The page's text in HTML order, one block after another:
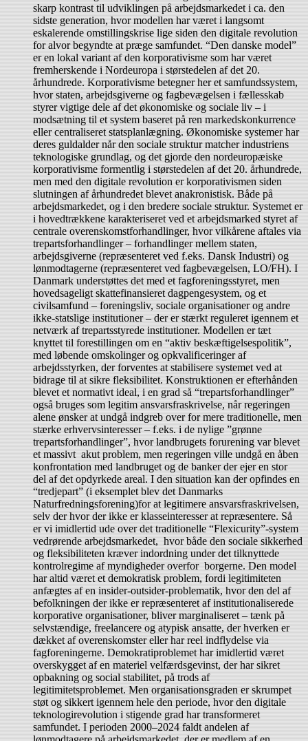
skarp kontrast til udviklingen på arbejdsmarkedet i ca. den
sidste generation, hvor modellen har været i langsomt
eskalerende omstillingskrise lige siden den digitale revolution
for alvor begyndte at præge samfundet. “Den danske model”
er en lokal variant af den korporativisme som har været
fremherskende i Nordeuropa i størstedelen af det 20.
århundrede. Korporativisme betegner her et samfundssystem,
hvor staten, arbejdsgiverne og fagbevægelsen i fællesskab
styrer vigtige dele af det økonomiske og sociale liv – i
modsætning til et system baseret på ren markedskonkurrence
eller centraliseret statsplanlægning. Økonomiske systemer har
deres guldalder når den sociale struktur matcher industriens
teknologiske grundlag, og det gjorde den nordeuropæiske
korporativisme formentlig i størstedelen af det 20. århundrede,
men med den digitale revolution er korporativismen siden
slutningen af århundredet blevet anakronistisk. Både på
arbejdsmarkedet, og i den bredere sociale struktur. Systemet er
i hovedtrækkene karakteriseret ved et arbejdsmarked styret af
centrale overenskomstforhandlinger, hvor vilkårene aftales via
trepartsforhandlinger – forhandlinger mellem staten,
arbejdsgiverne (repræsenteret ved f.eks. Dansk Industri) og
lønmodtagerne (repræsenteret ved fagbevægelsen, LO/FH). I
Danmark understøttes det med et fagforeningsstyret, men
hovedsageligt skattefinansieret dagpengesystem, og et
civilsamfund – foreningsliv, sociale organisationer og andre
ikke-statslige institutioner – der er stærkt reguleret igennem et
netværk af trepartsstyrede institutioner. Modellen er tæt
knyttet til forestillingen om en “aktiv beskæftigelsespolitik”,
med løbende omskolinger og opkvalificeringer af
arbejdsstyrken, der forventes at stabilisere systemet ved at
bidrage til at sikre fleksibilitet. Konstruktionen er efterhånden
blevet et normativt ideal, i en grad så “trepartsforhandlinger”
også bruges som legitim ansvarsfraskrivelse, når regeringen
alene ønsker at undgå indgreb over for mere traditionelle, men
stærke erhvervsinteresser – f.eks. i de nylige ”grønne
trepartsforhandlinger”, hvor landbrugets forurening var blevet
et massivt akut problem, men regeringen ville undgå en åben
konfrontation med landbruget og de banker der ejer en stor
del af det opdyrkede areal. I den situation kan der opfindes en
“tredjepart” (i eksemplet blev det Danmarks
Naturfredningsforening)for at legitimere ansvarsfraskrivelsen,
selv der hvor der ikke er klasseinteresser at repræsentere. Så
er vi imidlertid ude over det traditionelle “Flexicurity”-system
vedrørende arbejdsmarkedet, hvor både den sociale sikkerhed
og fleksibiliteten kræver indordning under det tilknyttede
kontrolregime af myndigheder overfor borgerne. Den model
har altid været et demokratisk problem, fordi legitimiteten
anfægtes af en insider-outsider-problematik, hvor den del af
befolkningen der ikke er repræsenteret af institutionaliserede
korporative organisationer, bliver marginaliseret – tænk på
selvstændige, freelancere og atypisk ansatte, der hverken er
dækket af overenskomster eller har reel indflydelse via
fagforeningerne. Demokratiproblemet har imidlertid været
overskygget af en materiel velfærdsgevinst, der har sikret
opbakning og social stabilitet, på trods af
legitimitetsproblemet. Men organisationsgraden er skrumpet
støt og sikkert igennem hele den periode, hvor den digitale
teknologirevolution i stigende grad har transformeret
samfundet. I perioden 2000–2024 faldt andelen af